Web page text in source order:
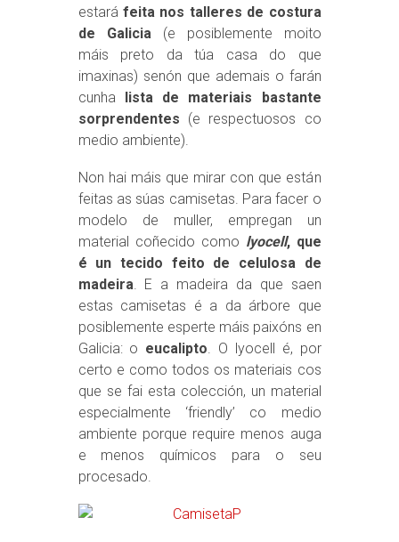
estará feita nos talleres de costura
de Galicia (e posiblemente moito
máis preto da túa casa do que
imaxinas) senón que ademais o farán
cunha lista de materiais bastante
sorprendentes (e respectuosos co
medio ambiente).
Non hai máis que mirar con que están
feitas as súas camisetas. Para facer o
modelo de muller, empregan un
material coñecido como lyocell, que
é un tecido feito de celulosa de
madeira. E a madeira da que saen
estas camisetas é a da árbore que
posiblemente esperte máis paixóns en
Galicia: o eucalipto. O lyocell é, por
certo e como todos os materiais cos
que se fai esta colección, un material
especialmente ‘friendly’ co medio
ambiente porque require menos auga
e menos químicos para o seu
procesado.